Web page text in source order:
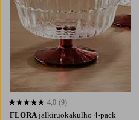
FLORA jälkiruokakulho 4-pack
4,0 perustuen 9 arvosanaan
4,0 (9)